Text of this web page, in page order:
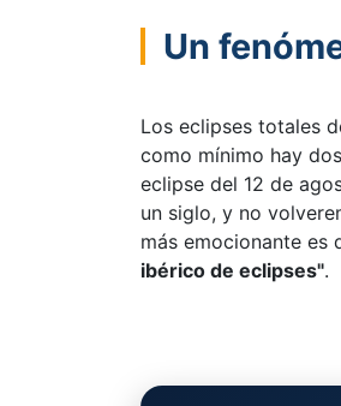
Un
Los eclipses totales
como mínimo hay
eclipse del 12 de
un siglo, y no
más emocionante es
ibérico de eclipses".